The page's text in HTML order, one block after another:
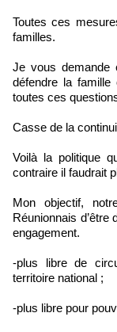
Toutes ces
familles.
Je vous demande
défendre la
toutes ces
Casse de la
Voilà la politique
contraire il faudrait
Mon objectif,
Réunionnais
engagement.
-plus libre de
territoire national ;
-plus libre pour